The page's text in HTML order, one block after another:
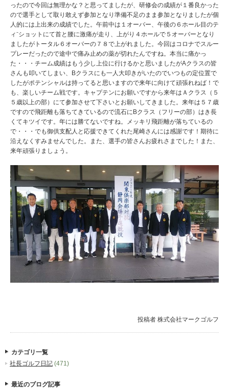
ったので今回は無理かな？と思ってましたが、研修会の成績が１番良かった
ので選手として取り敢えず参加となり準備不足のまま参加となりましたが個
人的には上出来の成績でした。午前中は１オーバー、午後の６ホール目のテ
ィ⁻ショットにて首と腰に激痛が走り、上がり４ホールで５オーバーとなり
ましたがトータル６オーバーの７８で上がれました。今回はコロナでスルー
プレーだったので途中で痛み止めの薬が切れたんですね。本当に痛かっ
た・・・チーム成績はもう少し上位に行けるかと思いましたがAクラスの皆
さんも叩いてしまい、Bクラスにも一人大叩きがいたのでいつもの定位置で
したがポテンシャルは持ってると思いますので来年に向けて頑張れねば！で
も、楽しいチーム戦です。キャプテンにお願いですから来年はＡクラス（５
５歳以上の部）にて参加させて下さいとお願いしてきました。来年は５７歳
ですので飛距離も落ちてきているので流石にBクラス（フリーの部）はき長
くてキツイです。年には勝てないですね。メッキリ飛距離が落ちているの
で・・・でも御供支配人と応援できてくれた尾崎さんには感謝です！期待に
沿えなくすみませんでした。また、選手の皆さんお疲れさまでした！また、
来年頑張りましょう。
投稿者 株式会社マークゴルフ
カテゴリ一覧
社長ゴルフ日記 (471)
最近のブログ記事